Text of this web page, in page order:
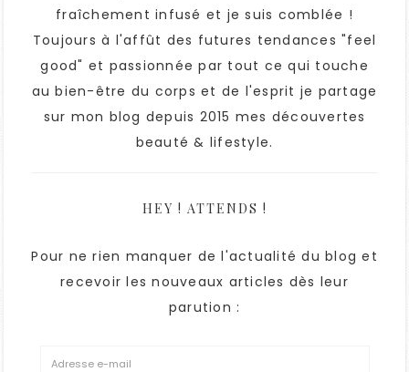
fraîchement infusé et je suis comblée !
Toujours à l'affût des futures tendances "feel
good" et passionnée par tout ce qui touche
au bien-être du corps et de l'esprit je partage
sur mon blog depuis 2015 mes découvertes
beauté & lifestyle.
HEY ! ATTENDS !
Pour ne rien manquer de l'actualité du blog et
recevoir les nouveaux articles dès leur
parution :